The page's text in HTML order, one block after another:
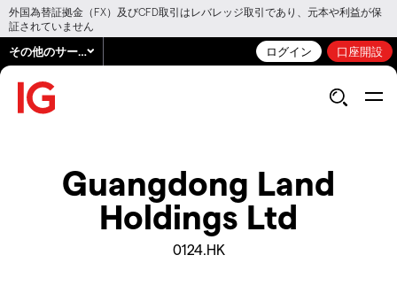
外国為替証拠金（FX）及びCFD取引はレバレッジ取引であり、元本や利益が保
証されていません
その他のサービス ログイン 口座開設
Guangdong Land
Holdings Ltd
0124.HK